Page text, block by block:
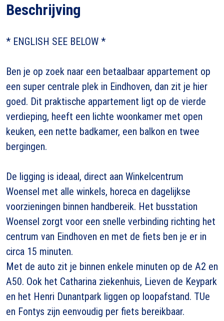
Beschrijving
* ENGLISH SEE BELOW *
Ben je op zoek naar een betaalbaar appartement op
een super centrale plek in Eindhoven, dan zit je hier
goed. Dit praktische appartement ligt op de vierde
verdieping, heeft een lichte woonkamer met open
keuken, een nette badkamer, een balkon en twee
bergingen.
De ligging is ideaal, direct aan Winkelcentrum
Woensel met alle winkels, horeca en dagelijkse
voorzieningen binnen handbereik. Het busstation
Woensel zorgt voor een snelle verbinding richting het
centrum van Eindhoven en met de fiets ben je er in
circa 15 minuten.
Met de auto zit je binnen enkele minuten op de A2 en
A50. Ook het Catharina ziekenhuis, Lieven de Keypark
en het Henri Dunantpark liggen op loopafstand. TUe
en Fontys zijn eenvoudig per fiets bereikbaar.